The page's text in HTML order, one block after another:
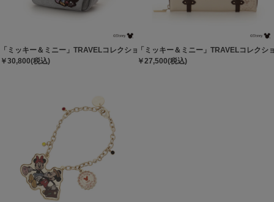
「ミッキー＆ミニー」TRAVELコレクション リュック
￥30,800(税込)
「ミッキー＆ミニー」TRAVELコレクシ
￥27,500(税込)